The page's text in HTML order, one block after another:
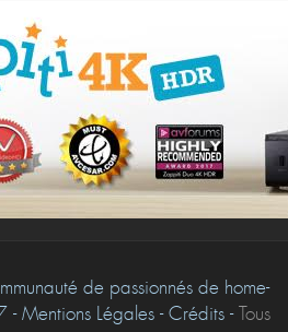
de passionnés de home-
Légales - Crédits -Tous